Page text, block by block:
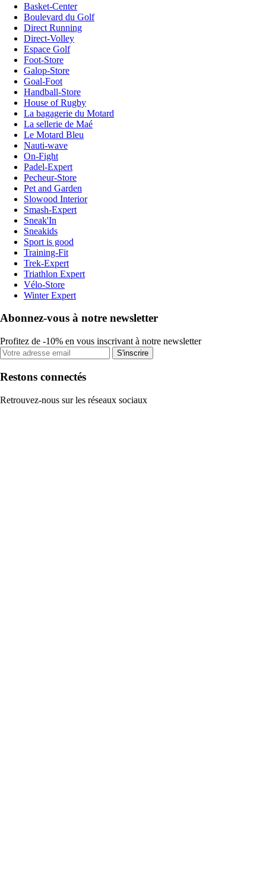
Basket-Center
Boulevard du Golf
Direct Running
Direct-Volley
Espace Golf
Foot-Store
Galop-Store
Goal-Foot
Handball-Store
House of Rugby
La bagagerie du Motard
La sellerie de Maé
Le Motard Bleu
Nauti-wave
On-Fight
Padel-Expert
Pecheur-Store
Pet and Garden
Slowood Interior
Smash-Expert
Sneak'In
Sneakids
Sport is good
Training-Fit
Trek-Expert
Triathlon Expert
Vélo-Store
Winter Expert
Abonnez-vous à notre newsletter
Profitez de -10% en vous inscrivant à notre newsletter
S'inscrire
Restons connectés
Retrouvez-nous sur les réseaux sociaux